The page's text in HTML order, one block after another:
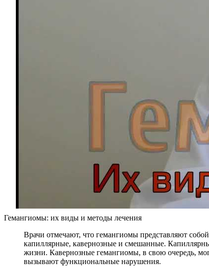
Гемангиомы: их виды и методы лечения
Врачи отмечают, что гемангиомы представляют
капиллярные, кавернозные и смешанные.
жизни. Кавернозные гемангиомы, в свою очередь,
вызывают функциональные нарушения.